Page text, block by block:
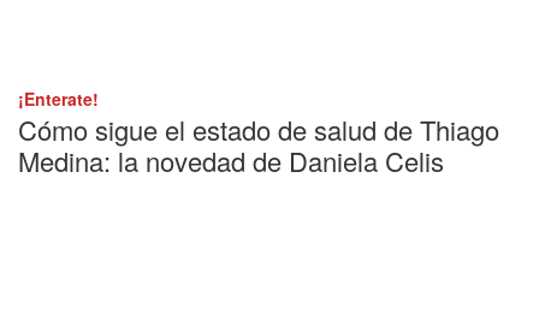
¡Enterate!
Cómo sigue el estado de salud de Thiago
Medina: la novedad de Daniela Celis